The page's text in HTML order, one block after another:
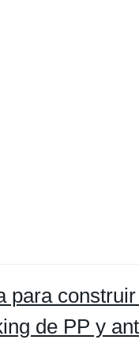
para
de PP y